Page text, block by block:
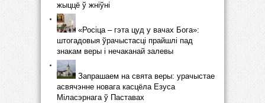
жыццё ў жніўні
«Росіца – гэта цуд у вачах Бога»:
штогадовыя ўрачыстасці прайшлі пад
знакам веры і нечаканай залевы
Запрашаем на свята веры: урачыстае
асвячэнне новага касцёла Езуса
Міласэрнага ў Паставах